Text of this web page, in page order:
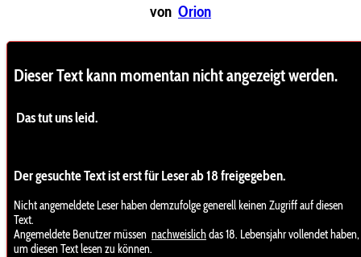
von Orion
Dieser Text kann momentan nicht angezeigt werden.
Das tut uns leid.
Der gesuchte Text ist erst für Leser ab 18 freigegeben.
Nicht angemeldete Leser haben demzufolge generell keinen Zugriff auf diesen
Text.
Angemeldete Benutzer müssen nachweislichdas 18. Lebensjahr vollendet haben,
um diesen Text lesen zu können.